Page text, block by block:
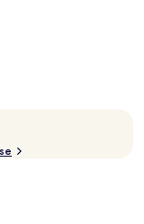
Oktogon
is a